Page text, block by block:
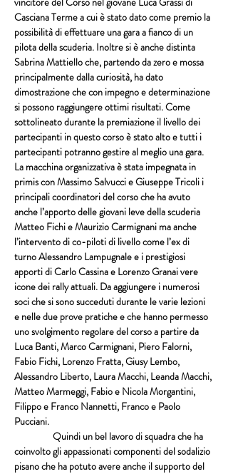
Casciana Terme a cui è stato dato come premio la
possibilità di effettuare una gara a fianco di un
pilota della scuderia. Inoltre si è anche distinta
Sabrina Mattiello che, partendo da zero e mossa
principalmente dalla curiosità, ha dato
dimostrazione che con impegno e determinazione
si possono raggiungere ottimi risultati. Come
sottolineato durante la premiazione il livello dei
partecipanti in questo corso è stato alto e tutti i
partecipanti potranno gestire al meglio una gara.
La macchina organizzativa è stata impegnata in
primis con Massimo Salvucci e Giuseppe Tricoli i
principali coordinatori del corso che ha avuto
anche l’apporto delle giovani leve della scuderia
Matteo Fichi e Maurizio Carmignani ma anche
l’intervento di co-piloti di livello come l’ex di
turno Alessandro Lampugnale e i prestigiosi
apporti di Carlo Cassina e Lorenzo Granai vere
icone dei rally attuali. Da aggiungere i numerosi
soci che si sono succeduti durante le varie lezioni
e nelle due prove pratiche e che hanno permesso
uno svolgimento regolare del corso a partire da
Luca Banti, Marco Carmignani, Piero Falorni,
Fabio Fichi, Lorenzo Fratta, Giusy Lembo,
Alessandro Liberto, Laura Macchi, Leanda Macchi,
Matteo Marmeggi, Fabio e Nicola Morgantini,
Filippo e Franco Nannetti, Franco e Paolo
Pucciani.
Quindi un bel lavoro di squadra che ha
coinvolto gli appassionati componenti del sodalizio
pisano che ha potuto avere anche il supporto del